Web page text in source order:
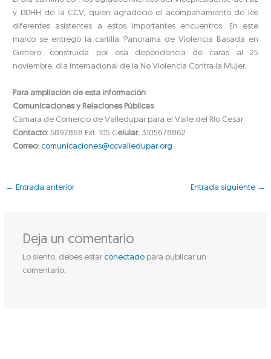
y DDHH de la CCV, quien agradeció el acompañamiento de los
diferentes asistentes a estos importantes encuentros. En este
marco se entregó la cartilla ‘Panorama de Violencia Basada en
Género’ construida por esa dependencia de caras al 25
noviembre, día internacional de la No Violencia Contra la Mujer.
Para ampliación de esta información:
Comunicaciones y Relaciones Públicas
Cámara de Comercio de Valledupar para el Valle del Río Cesar
Contacto: 5897868 Ext. 105 Celular: 3105678862
Correo: comunicaciones@ccvalledupar.org
← Entrada anterior Entrada siguiente →
Deja un comentario
Lo siento, debes estar conectadopara publicar un
comentario.